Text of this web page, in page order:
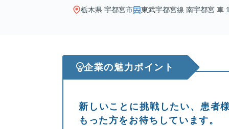
栃木県 宇都宮市
東武宇都宮線 南宇都宮 車
企業の魅力ポイント
新しいことに挑戦したい、患者
もった方をお待ちしています。